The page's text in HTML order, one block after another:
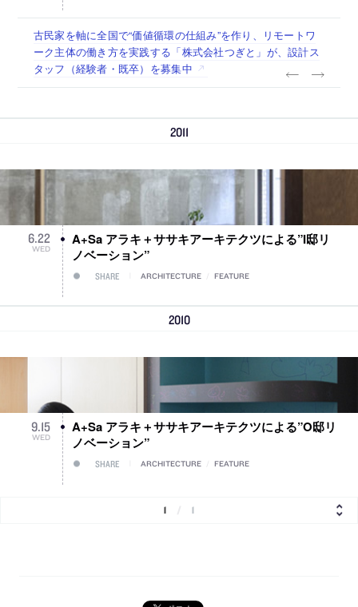
佐々木慧が主宰する「axonometric株式会社」が、設計スタ
ッフ（経験者・既卒・2027年新卒）を募集中
古民家を軸に全国で“価値循環の仕組み”を作り、リモートワ
ーク主体の働き方を実践する「株式会社つぎと」が、設計ス
タッフ（経験者・既卒）を募集中
リノベる株式会社が、設計パートナー (業務委託) を募集中
社会への影響力のある建築を手掛け、スタッフ同士で助け合
う環境づくりも行う「E.A.S.T.architects」が、設計スタッフ
（経験者・既卒・2027年新卒）を募集中
代官山を拠点に活動する「梅澤竜也 / ALA INC.」が、設計ス
タッフ・アルバイト・事務職を募集中
2011
6.22
WED
A+Sa アラキ＋ササキアーキテクツによる”I邸リ
ノベーション”
SHARE ARCHITECTURE FEATURE
2010
9.15
WED
A+Sa アラキ＋ササキアーキテクツによる”O邸リ
ノベーション”
SHARE ARCHITECTURE FEATURE
1 1